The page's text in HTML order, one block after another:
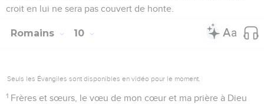
croit en lui ne sera pas couvert de honte.
Romains 10
Seuls les Évangiles sont disponibles en vidéo pour le moment.
1 Frères et sœurs, le vœu de mon cœur et ma prière à Dieu